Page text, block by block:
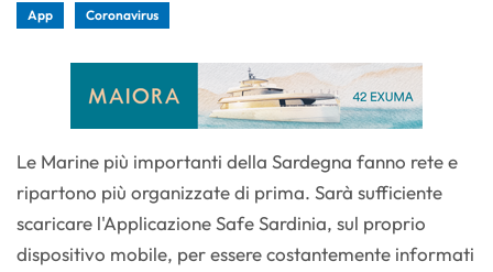
App Coronavirus
Le Marine più importanti della Sardegna fanno rete e
ripartono più organizzate di prima. Sarà sufficiente
scaricare l'Applicazione Safe Sardinia, sul proprio
dispositivo mobile, per essere costantemente informati